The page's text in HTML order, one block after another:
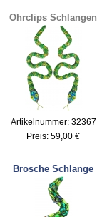
Ohrclips Schlangen
Artikelnummer: 32367
Preis: 59,00 €
Brosche Schlange